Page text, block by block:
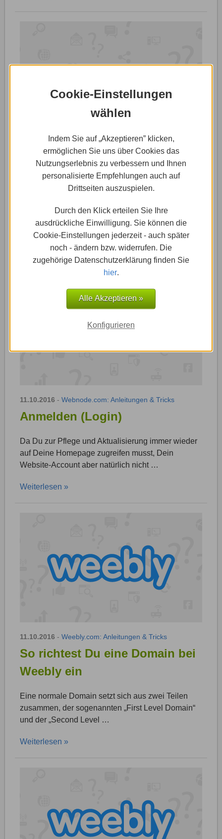
Cookie-Einstellungen
wählen
Indem Sie auf „Akzeptieren” klicken,
ermöglichen Sie uns über Cookies das
Nutzungserlebnis zu verbessern und Ihnen
personalisierte Empfehlungen auch auf
Drittseiten auszuspielen.
Durch den Klick erteilen Sie Ihre
ausdrückliche Einwilligung. Sie können die
Cookie-Einstellungen jederzeit - auch später
noch - ändern bzw. widerrufen. Die
zugehörige Datenschutzerklärung finden Sie
hier.
Alle Akzeptieren »
Konfigurieren
Webvisitenkarte.net: Anleitungen & Tricks
Domain bei Webvistenkarte.net
einrichten
Eine Domain wie …
Weiterlesen »
11.10.2016 - Webnode.com: Anleitungen & Tricks
Anmelden (Login)
Da Du zur Pflege und Aktualisierung immer wieder
auf Deine Homepage zugreifen musst, Dein
Website-Account aber natürlich nicht …
Weiterlesen »
11.10.2016 - Weebly.com: Anleitungen & Tricks
So richtest Du eine Domain bei
Weebly ein
Eine normale Domain setzt sich aus zwei Teilen
zusammen, der sogenannten „First Level Domain“
und der „Second Level …
Weiterlesen »